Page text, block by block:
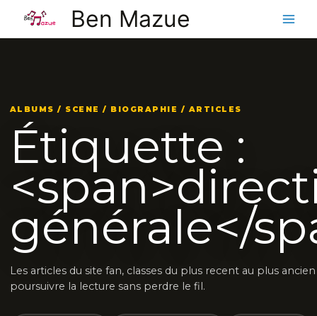
contenu
Ben Mazue
ALBUMS / SCENE / BIOGRAPHIE / ARTICLES
Étiquette :
générale</
Les articles du site fan, classes du plus recent au plus
poursuivre la lecture sans perdre le fil.